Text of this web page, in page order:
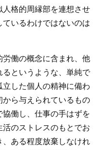
人格的周縁部を連想させ
いるわけではないのは
労働の概念に含まれ、他
というような、単純で
した個人の精神に備わ
から与えられているもの
働し、仕事の手はずを
のストレスのもとでお
ある程度放棄しなけれ